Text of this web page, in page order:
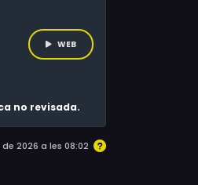
WEB
no revisada.
2026 a les 08:02